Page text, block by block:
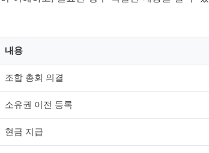
내용
조합 총회 의결
소유권 이전 등록
현금 지급